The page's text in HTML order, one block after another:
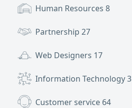
Human Resources 8
Partnership 27
Web Designers 17
Information Technology3
Customer service 64